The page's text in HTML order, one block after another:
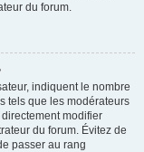
du forum.
indiquent le nombre
tels que les modérateurs
modifier
du forum. Évitez de
passer au rang